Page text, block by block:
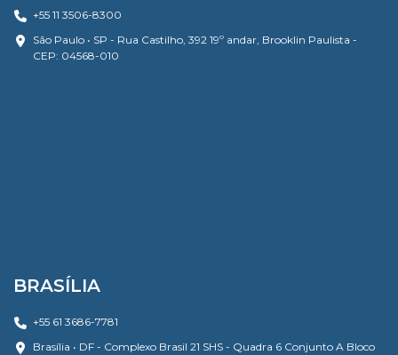
+55 11 3506-8300
São Paulo • SP - Rua Castilho, 392 19º andar, Brooklin Paulista -
CEP: 04568-010
BRASÍLIA
+55 61 3686-7781
Brasília • DF - Complexo Brasil 21 SHS - Quadra 6 Conjunto A Bloco